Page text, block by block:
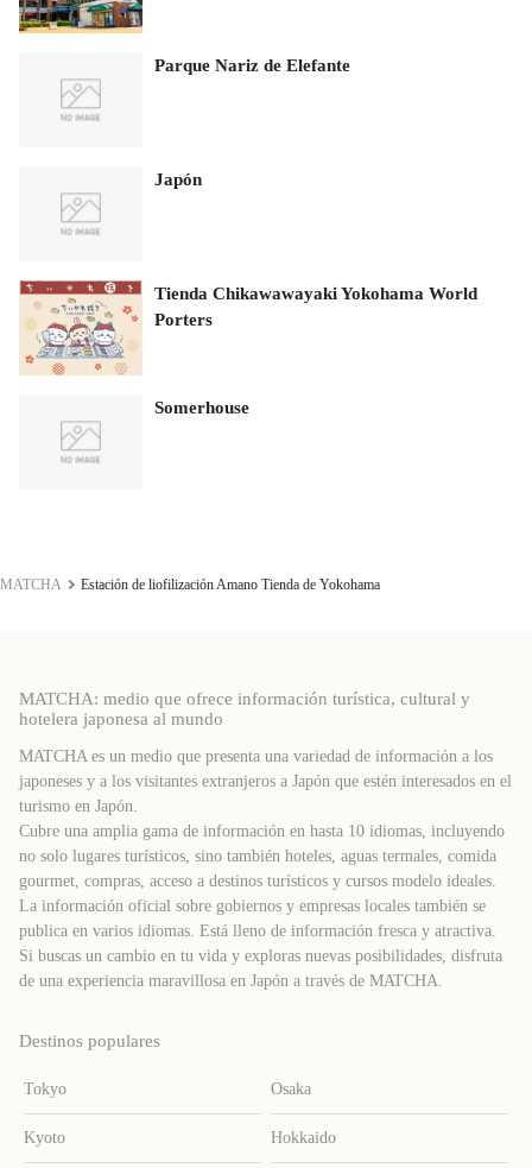
Parque Nariz de Elefante
Japón
Tienda Chikawawayaki Yokohama World
Porters
Somerhouse
MATCHA Estación de liofilización Amano Tienda de Yokohama
MATCHA: medio que ofrece información turística, cultural y
hotelera japonesa al mundo
MATCHA es un medio que presenta una variedad de información a los
japoneses y a los visitantes extranjeros a Japón que estén interesados ​​en el
turismo en Japón.
Cubre una amplia gama de información en hasta 10 idiomas, incluyendo
no solo lugares turísticos, sino también hoteles, aguas termales, comida
gourmet, compras, acceso a destinos turísticos y cursos modelo ideales.
La información oficial sobre gobiernos y empresas locales también se
publica en varios idiomas. Está lleno de información fresca y atractiva.
Si buscas un cambio en tu vida y exploras nuevas posibilidades, disfruta
de una experiencia maravillosa en Japón a través de MATCHA.
Destinos populares
Tokyo Osaka
Kyoto Hokkaido